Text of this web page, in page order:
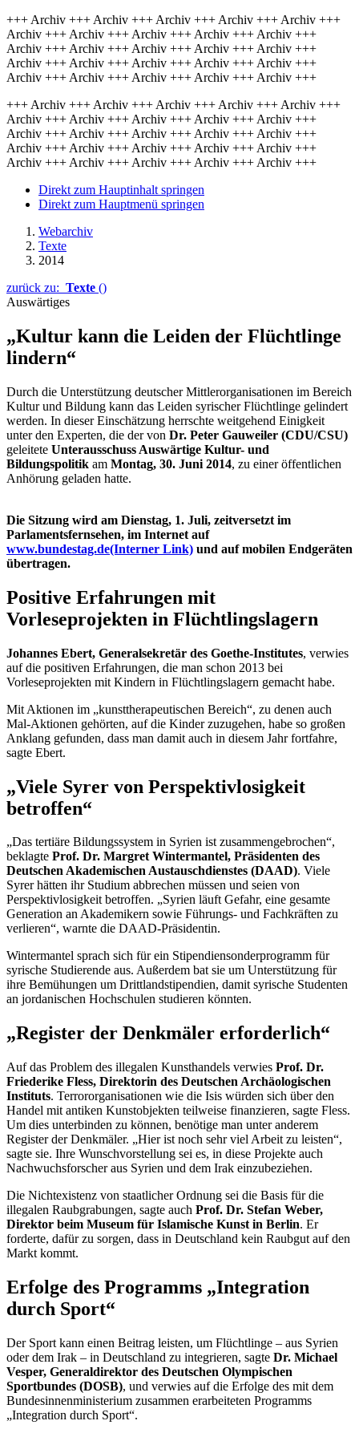
+++ Archiv +++ Archiv +++ Archiv +++ Archiv +++ Archiv +++
Archiv +++ Archiv +++ Archiv +++ Archiv +++ Archiv +++
Archiv +++ Archiv +++ Archiv +++ Archiv +++ Archiv +++
Archiv +++ Archiv +++ Archiv +++ Archiv +++ Archiv +++
Archiv +++ Archiv +++ Archiv +++ Archiv +++ Archiv +++
+++ Archiv +++ Archiv +++ Archiv +++ Archiv +++ Archiv +++
Archiv +++ Archiv +++ Archiv +++ Archiv +++ Archiv +++
Archiv +++ Archiv +++ Archiv +++ Archiv +++ Archiv +++
Archiv +++ Archiv +++ Archiv +++ Archiv +++ Archiv +++
Archiv +++ Archiv +++ Archiv +++ Archiv +++ Archiv +++
Direkt zum Hauptinhalt springen
Direkt zum Hauptmenü springen
Webarchiv
Texte
2014
zurück zu: Texte ()
Auswärtiges
„Kultur kann die Leiden der Flüchtlinge
lindern“
Durch die Unterstützung deutscher Mittlerorganisationen im Bereich
Kultur und Bildung kann das Leiden syrischer Flüchtlinge gelindert
werden. In dieser Einschätzung herrschte weitgehend Einigkeit
unter den Experten, die der von Dr. Peter Gauweiler (CDU/CSU)
geleitete Unterausschuss Auswärtige Kultur- und
Bildungspolitik am Montag, 30. Juni 2014, zu einer öffentlichen
Anhörung geladen hatte.
Die Sitzung wird am Dienstag, 1. Juli, zeitversetzt im
Parlamentsfernsehen, im Internet auf
www.bundestag.de(Interner Link) und auf mobilen Endgeräten
übertragen.
Positive Erfahrungen mit
Vorleseprojekten in Flüchtlingslagern
Johannes Ebert, Generalsekretär des Goethe-Institutes, verwies
auf die positiven Erfahrungen, die man schon 2013 bei
Vorleseprojekten mit Kindern in Flüchtlingslagern gemacht habe.
Mit Aktionen im „kunsttherapeutischen Bereich“, zu denen auch
Mal-Aktionen gehörten, auf die Kinder zuzugehen, habe so großen
Anklang gefunden, dass man damit auch in diesem Jahr fortfahre,
sagte Ebert.
„Viele Syrer von Perspektivlosigkeit
betroffen“
„Das tertiäre Bildungssystem in Syrien ist zusammengebrochen“,
beklagte Prof. Dr. Margret Wintermantel, Präsidenten des
Deutschen Akademischen Austauschdienstes (DAAD). Viele
Syrer hätten ihr Studium abbrechen müssen und seien von
Perspektivlosigkeit betroffen. „Syrien läuft Gefahr, eine gesamte
Generation an Akademikern sowie Führungs- und Fachkräften zu
verlieren“, warnte die DAAD-Präsidentin.
Wintermantel sprach sich für ein Stipendiensonderprogramm für
syrische Studierende aus. Außerdem bat sie um Unterstützung für
ihre Bemühungen um Drittlandstipendien, damit syrische Studenten
an jordanischen Hochschulen studieren könnten.
„Register der Denkmäler erforderlich“
Auf das Problem des illegalen Kunsthandels verwies Prof. Dr.
Friederike Fless, Direktorin des Deutschen Archäologischen
Instituts. Terrororganisationen wie die Isis würden sich über den
Handel mit antiken Kunstobjekten teilweise finanzieren, sagte Fless.
Um dies unterbinden zu können, benötige man unter anderem
Register der Denkmäler. „Hier ist noch sehr viel Arbeit zu leisten“,
sagte sie. Ihre Wunschvorstellung sei es, in diese Projekte auch
Nachwuchsforscher aus Syrien und dem Irak einzubeziehen.
Die Nichtexistenz von staatlicher Ordnung sei die Basis für die
illegalen Raubgrabungen, sagte auch Prof. Dr. Stefan Weber,
Direktor beim Museum für Islamische Kunst in Berlin. Er
forderte, dafür zu sorgen, dass in Deutschland kein Raubgut auf den
Markt kommt.
Erfolge des Programms „Integration
durch Sport“
Der Sport kann einen Beitrag leisten, um Flüchtlinge – aus Syrien
oder dem Irak – in Deutschland zu integrieren, sagte Dr. Michael
Vesper, Generaldirektor des Deutschen Olympischen
Sportbundes (DOSB), und verwies auf die Erfolge des mit dem
Bundesinnenministerium zusammen erarbeiteten Programms
„Integration durch Sport“.